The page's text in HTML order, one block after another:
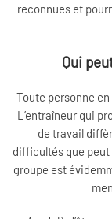
reconnues et
Qui
Toute personne
L’entraîneur qui
de travail
difficultés que
groupe est